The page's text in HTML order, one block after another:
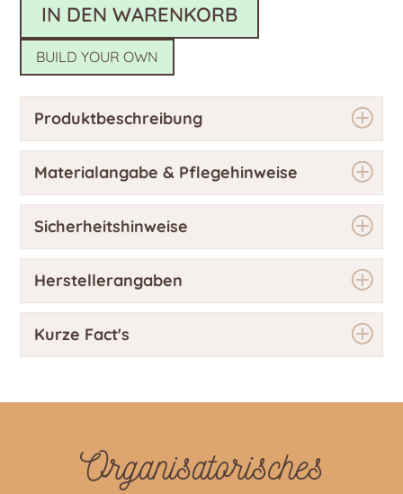
IN DEN WARENKORB
BUILD YOUR OWN
Produktbeschreibung
Materialangabe & Pflegehinweise
Sicherheitshinweise
Herstellerangaben
Kurze Fact's
Organisatorisches